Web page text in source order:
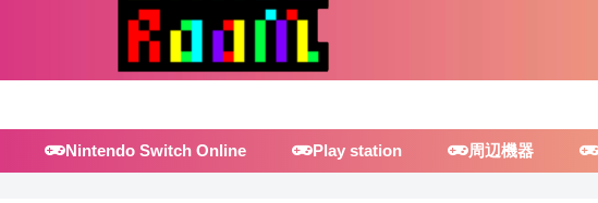
Nintendo Switch Online Play station 周辺機器